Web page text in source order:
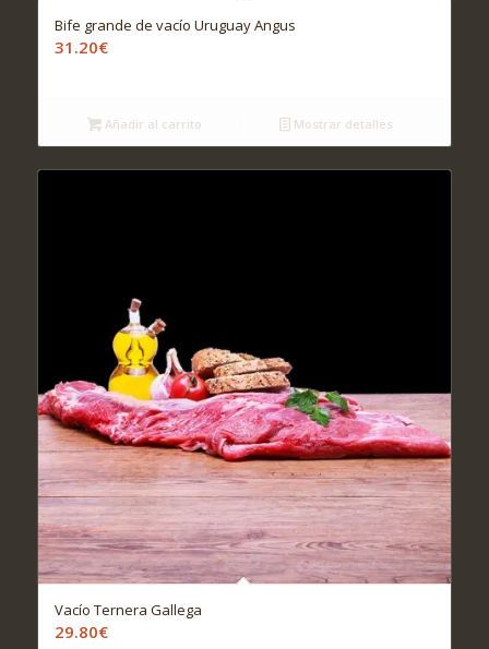
Bife grande de vacío Uruguay Angus
31.20€
Añadir al carrito Mostrar detalles
Vacío Ternera Gallega
29.80€